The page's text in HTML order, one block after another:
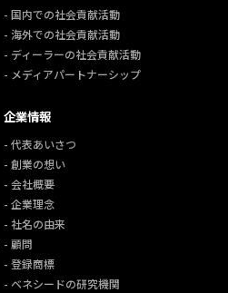
- 国内での社会貢献活動
- 海外での社会貢献活動
- ディーラーの社会貢献活動
- メディアパートナーシップ
企業情報
- 代表あいさつ
- 創業の想い
- 会社概要
- 企業理念
- 社名の由来
- 顧問
- 登録商標
- ベネシードの研究機関